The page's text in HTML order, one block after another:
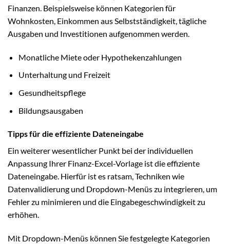
Finanzen. Beispielsweise können Kategorien für
Wohnkosten, Einkommen aus Selbstständigkeit, tägliche
Ausgaben und Investitionen aufgenommen werden.
Monatliche Miete oder Hypothekenzahlungen
Unterhaltung und Freizeit
Gesundheitspflege
Bildungsausgaben
Tipps für die effiziente Dateneingabe
Ein weiterer wesentlicher Punkt bei der individuellen
Anpassung Ihrer Finanz-Excel-Vorlage ist die effiziente
Dateneingabe. Hierfür ist es ratsam, Techniken wie
Datenvalidierung und Dropdown-Menüs zu integrieren, um
Fehler zu minimieren und die Eingabegeschwindigkeit zu
erhöhen.
Mit Dropdown-Menüs können Sie festgelegte Kategorien